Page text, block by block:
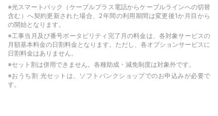
※光スマートパック（ケーブルプラス電話からケーブルラインへの切替
含む）へ契約更新された場合、2年間の利用期間は変更後1か月目から
の開始となります。
※工事当月及び番号ポータビリティ完了月の料金は、各対象サービスの
月額基本料金の日割料金となります。ただし、各オプションサービスに
日割料金はありません。
※セット割は併用できません。各種助成・減免制度は対象外です。
※おうち割 光セットは、ソフトバンクショップでのお申込みが必要で
す。